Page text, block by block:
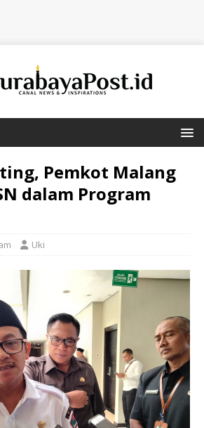
Pemkot Malang
dalam Program
Uki